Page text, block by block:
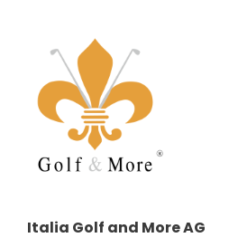
Italia Golf and More AG